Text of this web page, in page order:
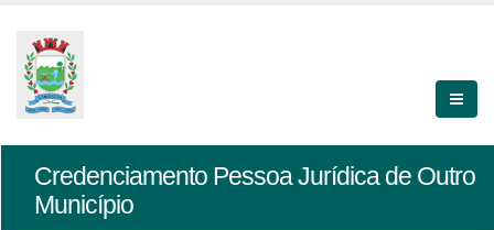
Credenciamento Pessoa Jurídica de Outro
Município